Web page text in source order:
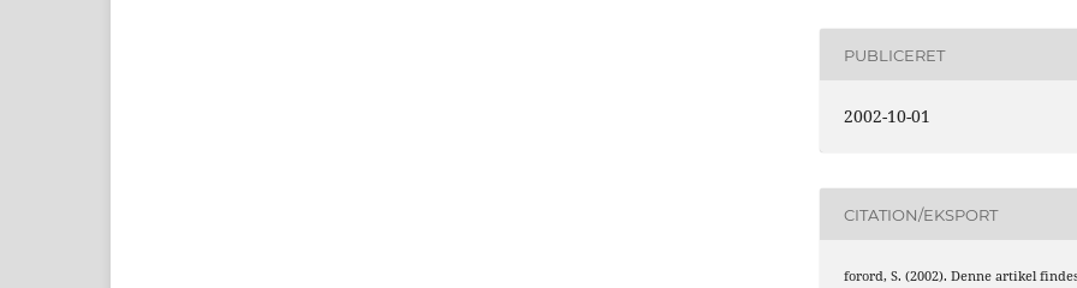
PUBLICERET
2002-10-01
CITATION/EKSPORT
forord, S. (2002). Denne artikel